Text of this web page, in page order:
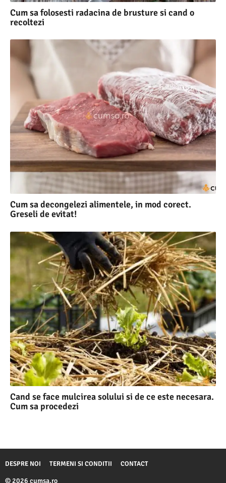
Cum sa folosesti radacina de brusture si cand o
recoltezi
Cum sa decongelezi alimentele, in mod corect.
Greseli de evitat!
Cand se face mulcirea solului si de ce este necesara.
Cum sa procedezi
DESPRE NOI TERMENI SI CONDITII CONTACT
© 2026 cumsa.ro